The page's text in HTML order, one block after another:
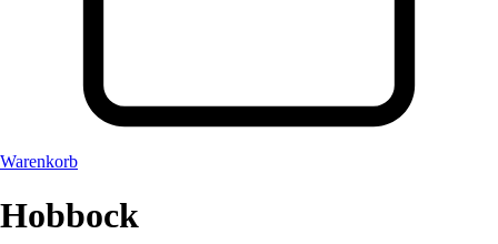
Warenkorb
Hobbock